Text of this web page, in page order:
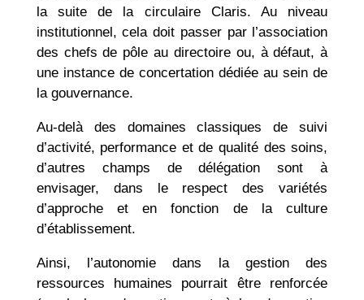
la suite de la circulaire Claris. Au niveau
institutionnel, cela doit passer par l’association
des chefs de pôle au directoire ou, à défaut, à
une instance de concertation dédiée au sein de
la gouvernance.
Au-delà des domaines classiques de suivi
d’activité, performance et de qualité des soins,
d’autres champs de délégation sont à
envisager, dans le respect des variétés
d’approche et en fonction de la culture
d’établissement.
Ainsi, l’autonomie dans la gestion des
ressources humaines pourrait être renforcée